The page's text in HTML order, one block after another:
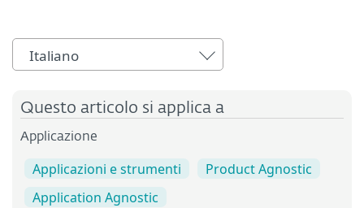
Italiano
Questo articolo si applica a
Applicazione
Applicazioni e strumenti
Product Agnostic
Application Agnostic